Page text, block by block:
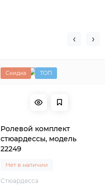
Скидка ТОП
Ролевой комплект
стюардессы, модель
22249
Нет в наличии
Стюардесса